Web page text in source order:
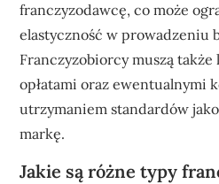
franczyzodawcę, co może
elastyczność w prowadzeniu
Franczyzobiorcy muszą
opłatami oraz ewentualnymi
utrzymaniem standardów
markę.
Jakie są różne typy